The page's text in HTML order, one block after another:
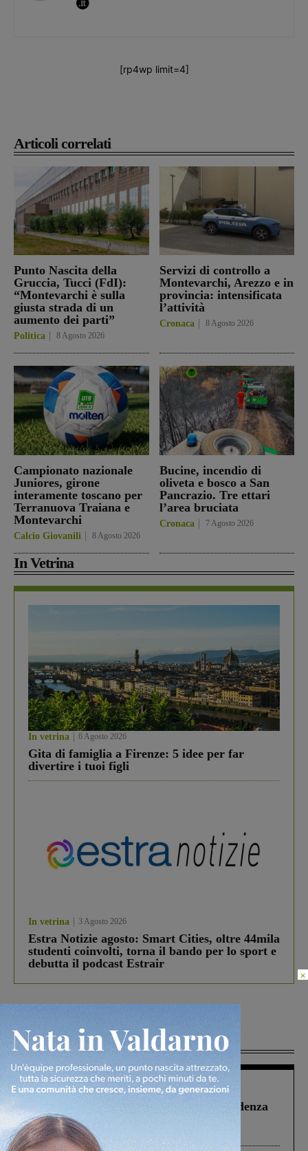
Articoli correlati
Punto Nascita della
Gruccia, Tucci (FdI):
“Montevarchi è sulla
giusta strada di un
aumento dei parti”
Politica 8 Agosto 2026
Servizi di controllo a
Montevarchi, Arezzo e in
provincia: intensificata
l’attività
Cronaca 8 Agosto 2026
Campionato nazionale
Juniores, girone
interamente toscano per
Terranuova Traiana e
Montevarchi
Calcio Giovanili 8 Agosto 2026
Bucine, incendio di
oliveta e bosco a San
Pancrazio. Tre ettari
l’area bruciata
Cronaca 7 Agosto 2026
In Vetrina
In vetrina 6 Agosto 2026
Gita di famiglia a Firenze: 5 idee per far
divertire i tuoi figli
In vetrina 3 Agosto 2026
Estra Notizie agosto: Smart Cities, oltre 44mila
studenti coinvolti, torna il bando per lo sport e
debutta il podcast Estrair
Più lette
Figline Incisa Valdarno 1 Agosto 2026
Piscina di Figline finanziata oltre la scadenza
Pnrr, il gruppo di Fratelli d’Italia: “Un
ringraziamento al Governo”
[rp4wp limit=4]
×